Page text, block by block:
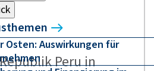
Osten: Auswirkungen für
Peru in